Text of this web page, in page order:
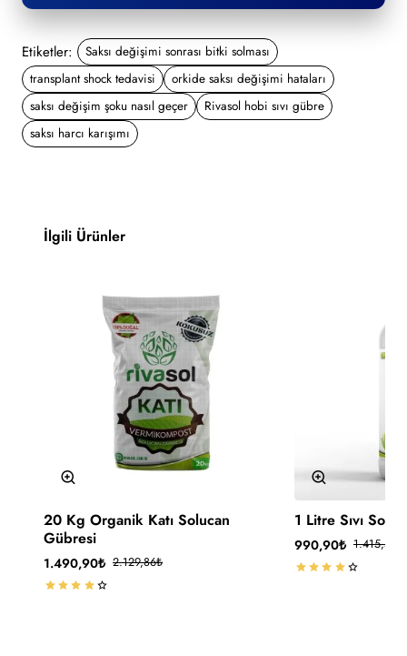
Etiketler:
Saksı değişimi sonrası bitki solması
transplant shock tedavisi
orkide saksı değişimi hataları
saksı değişim şoku nasıl geçer
Rivasol hobi sıvı gübre
saksı harcı karışımı
İlgili Ürünler
🔥 Çok Satan
-30%
20 Kg Organik Katı Solucan
Gübresi
1.490,90₺ 2.129,86₺
-30%
1 Litre Sıvı
990,90₺ 1.415,57₺